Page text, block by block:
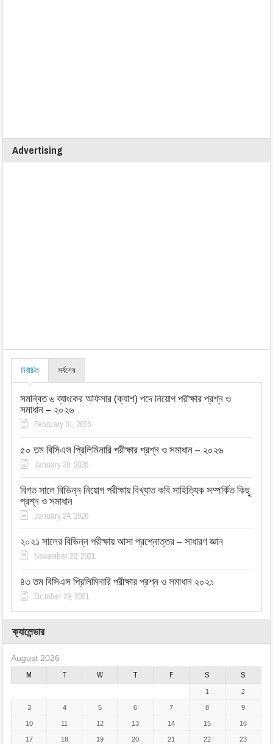
Advertising
নির্বাচিত সর্বশেষ
সমন্বিত ৬ ব্যাংকের অফিসার (ক্যাশ) পদে নিয়োগ পরীক্ষার প্রশ্ন ও
সমাধান – ২০২৬
February 01, 2026
৫০ তম বিসিএস প্রিলিমিনারি পরীক্ষার প্রশ্ন ও সমাধান – ২০২৬
January 30, 2026
বিগত সালে বিভিন্ন নিয়োগ পরীক্ষায় বিখ্যাত কবি সাহিত্যিক সম্পর্কিত কিছু
প্রশ্ন ও সমাধান
January 24, 2026
২০২১ সালের বিভিন্ন পরীক্ষায় আসা প্রশ্নোত্তর – সাধারণ জ্ঞান
November 22, 2021
৪৩ তম বিসিএস প্রিলিমিনারি পরীক্ষার প্রশ্ন ও সমাধান ২০২১
October 29, 2021
ক্যালেন্ডার
August 2026
M T W T F S S
1 2
3 4 5 6 7 8 9
10 11 12 13 14 15 16
17 18 19 20 21 22 23